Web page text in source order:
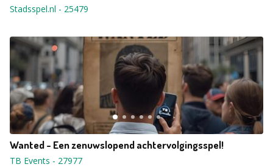
Stadsspel.nl - 25479
Wanted - Een zenuwslopend achtervolgingsspel!
TB Events - 27977